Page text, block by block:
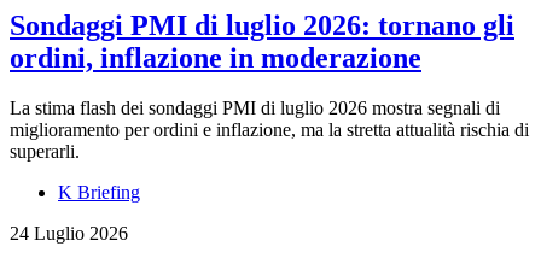
Sondaggi PMI di luglio 2026: tornano gli
ordini, inflazione in moderazione
La stima flash dei sondaggi PMI di luglio 2026 mostra segnali di
miglioramento per ordini e inflazione, ma la stretta attualità rischia di
superarli.
K Briefing
24 Luglio 2026